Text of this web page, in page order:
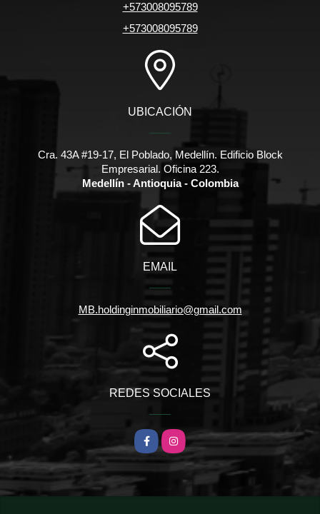
+573008095789
+573008095789
UBICACIÓN
Cra. 43A #19-17, El Poblado, Medellín. Edificio Block
Empresarial. Oficina 223.
Medellín - Antioquia - Colombia
EMAIL
MB.holdinginmobiliario@gmail.com
REDES SOCIALES
FacebookInstagram